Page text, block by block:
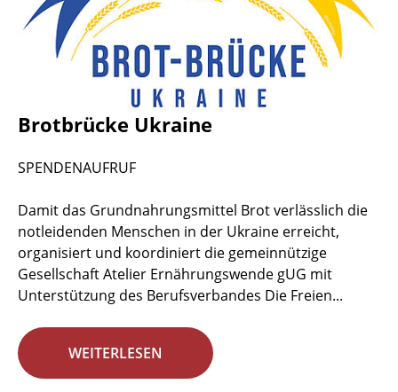
Brotbrücke Ukraine
SPENDENAUFRUF
Damit das Grundnahrungsmittel Brot verlässlich die
notleidenden Menschen in der Ukraine erreicht,
organisiert und koordiniert die gemeinnützige
Gesellschaft Atelier Ernährungswende gUG mit
Unterstützung des Berufsverbandes Die Freien...
WEITERLESEN